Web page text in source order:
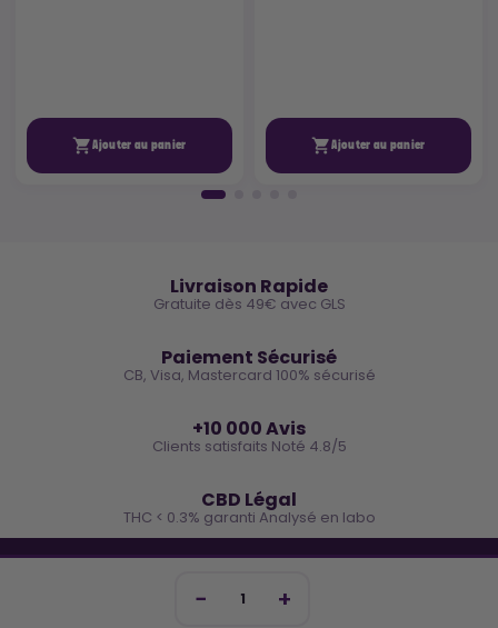
Ajouter au panier Ajouter au panier
Livraison Rapide
Gratuite dès 49€ avec GLS
Paiement Sécurisé
CB, Visa, Mastercard 100% sécurisé
+10 000 Avis
Clients satisfaits Noté 4.8/5
CBD Légal
THC < 0.3% garanti Analysé en labo
Inscris-toi et reçois -10€ sur ta prochaine commande